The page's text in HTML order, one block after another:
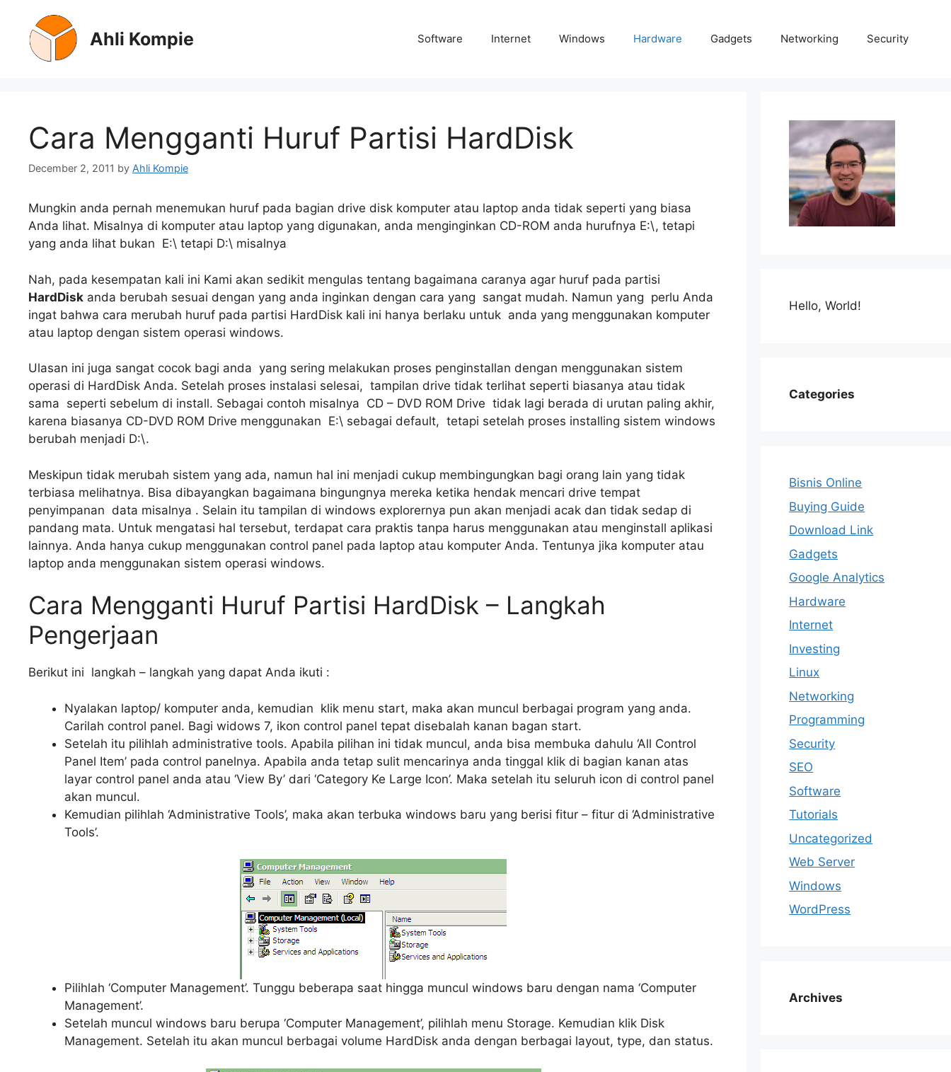
content
Ahli Kompie Software Internet Windows Hardware Gadgets Networking Security
Cara Mengganti Huruf Partisi HardDisk
December 2, 2011 by Ahli Kompie
Mungkin anda pernah menemukan huruf pada bagian drive disk komputer atau laptop anda tidak seperti yang biasa
Anda lihat. Misalnya di komputer atau laptop yang digunakan, anda menginginkan CD-ROM anda hurufnya E:\, tetapi
yang anda lihat bukan E:\ tetapi D:\ misalnya
Nah, pada kesempatan kali ini Kami akan sedikit mengulas tentang bagaimana caranya agar huruf pada partisi
HardDisk anda berubah sesuai dengan yang anda inginkan dengan cara yang sangat mudah. Namun yang perlu Anda
ingat bahwa cara merubah huruf pada partisi HardDisk kali ini hanya berlaku untuk anda yang menggunakan komputer
atau laptop dengan sistem operasi windows.
Ulasan ini juga sangat cocok bagi anda yang sering melakukan proses penginstallan dengan menggunakan sistem
operasi di HardDisk Anda. Setelah proses instalasi selesai, tampilan drive tidak terlihat seperti biasanya atau tidak
sama seperti sebelum di install. Sebagai contoh misalnya CD – DVD ROM Drive tidak lagi berada di urutan paling akhir,
karena biasanya CD-DVD ROM Drive menggunakan E:\ sebagai default, tetapi setelah proses installing sistem windows
berubah menjadi D:\.
Meskipun tidak merubah sistem yang ada, namun hal ini menjadi cukup membingungkan bagi orang lain yang tidak
terbiasa melihatnya. Bisa dibayangkan bagaimana bingungnya mereka ketika hendak mencari drive tempat
penyimpanan data misalnya . Selain itu tampilan di windows explorernya pun akan menjadi acak dan tidak sedap di
pandang mata. Untuk mengatasi hal tersebut, terdapat cara praktis tanpa harus menggunakan atau menginstall aplikasi
lainnya. Anda hanya cukup menggunakan control panel pada laptop atau komputer Anda. Tentunya jika komputer atau
laptop anda menggunakan sistem operasi windows.
Cara Mengganti Huruf Partisi HardDisk – Langkah
Pengerjaan
Berikut ini langkah – langkah yang dapat Anda ikuti :
Nyalakan laptop/ komputer anda, kemudian klik menu start, maka akan muncul berbagai program yang anda.
Carilah control panel. Bagi widows 7, ikon control panel tepat disebalah kanan bagan start.
Setelah itu pilihlah administrative tools. Apabila pilihan ini tidak muncul, anda bisa membuka dahulu ‘All Control
Panel Item’ pada control panelnya. Apabila anda tetap sulit mencarinya anda tinggal klik di bagian kanan atas
layar control panel anda atau ‘View By’ dari ‘Category Ke Large Icon’. Maka setelah itu seluruh icon di control panel
akan muncul.
Kemudian pilihlah ‘Administrative Tools’, maka akan terbuka windows baru yang berisi fitur – fitur di ‘Administrative
Tools’.
Pilihlah ‘Computer Management’. Tunggu beberapa saat hingga muncul windows baru dengan nama ‘Computer
Management’.
Setelah muncul windows baru berupa ‘Computer Management’, pilihlah menu Storage. Kemudian klik Disk
Management. Setelah itu akan muncul berbagai volume HardDisk anda dengan berbagai layout, type, dan status.
Hello, World!
Categories
Bisnis Online
Buying Guide
Download Link
Gadgets
Google Analytics
Hardware
Internet
Investing
Linux
Networking
Programming
Security
SEO
Software
Tutorials
Uncategorized
Web Server
Windows
WordPress
Archives